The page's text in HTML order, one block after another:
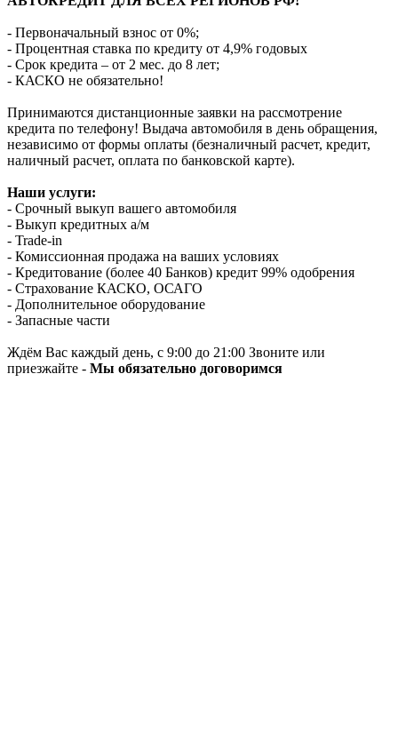
- Первоначальный взнос от 0%;
- Процентная ставка по кредиту от 4,9% годовых
- Срок кредита – от 2 мес. до 8 лет;
- КАСКО не обязательно!
Принимаются дистанционные заявки на рассмотрение
кредита по телефону! Выдача автомобиля в день обращения,
независимо от формы оплаты (безналичный расчет, кредит,
наличный расчет, оплата по банковской карте).
Наши услуги:
- Срочный выкуп вашего автомобиля
- Выкуп кредитных а/м
- Trade-in
- Комиссионная продажа на ваших условиях
- Кредитование (более 40 Банков) кредит 99% одобрения
- Страхование КАСКО, ОСАГО
- Дополнительное оборудование
- Запасные части
Ждём Вас каждый день, с 9:00 до 21:00 Звоните или
приезжайте - Мы обязательно договоримся